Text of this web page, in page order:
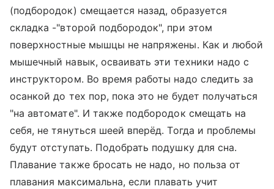
(подбородок) смещается назад, образуется
складка -"второй подбородок", при этом
поверхностные мышцы не напряжены. Как и любой
мышечный навык, осваивать эти техники надо с
инструктором. Во время работы надо следить за
осанкой до тех пор, пока это не будет получаться
"на автомате". И также подбородок смещать на
себя, не тянуться шеей вперёд. Тогда и проблемы
будут отступать. Подобрать подушку для сна.
Плавание также бросать не надо, но польза от
плавания максимальна, если плавать учит